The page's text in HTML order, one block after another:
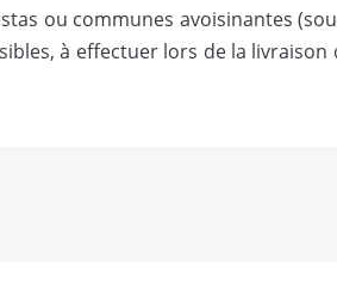
ou communes avoisinantes
à effectuer lors de la